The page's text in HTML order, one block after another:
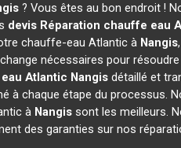
? Vous êtes au bon endroit !
devis Réparation chauffe eau
chauffe-eau Atlantic à Nangis
nécessaires pour
Atlantic Nangisdétaillé et
chaque étape du processus.
à Nangissont les meilleurs.
des garanties sur nos